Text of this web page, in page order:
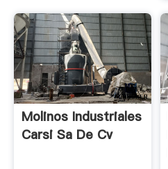
Molinos Industriales
Carsi Sa De Cv